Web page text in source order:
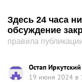
Здесь 24 часа
обсуждение
правила
Остап Иркутский
19 июня 2024 в